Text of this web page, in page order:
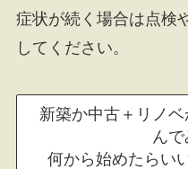
症状が続く場合は点検
してください。
新築か中古＋リノ
んで
何から始めたらい